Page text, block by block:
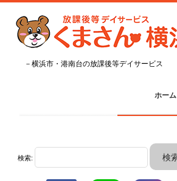
－横浜市・港南台の放課後等デイサービス
ホーム
検索: